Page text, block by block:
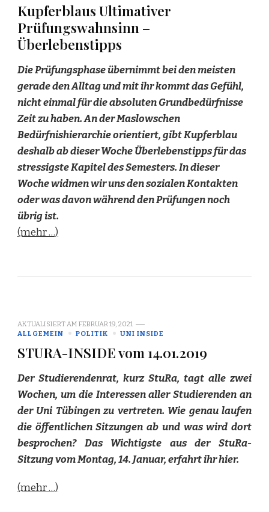
Kupferblaus Ultimativer
Prüfungswahnsinn –
Überlebenstipps
Die Prüfungsphase übernimmt bei den meisten
gerade den Alltag und mit ihr kommt das Gefühl,
nicht einmal für die absoluten Grundbedürfnisse
Zeit zu haben. An der Maslowschen
Bedürfnishierarchie orientiert, gibt Kupferblau
deshalb ab dieser Woche Überlebenstipps für das
stressigste Kapitel des Semesters. In dieser
Woche widmen wir uns den sozialen Kontakten
oder was davon während den Prüfungen noch
übrig ist.
(mehr …)
AKTUALISIERT AM FEBRUAR 19, 2021
ALLGEMEIN
POLITIK UNI INSIDE
STURA-INSIDE vom 14.01.2019
Der Studierendenrat, kurz StuRa, tagt alle zwei
Wochen, um die Interessen aller Studierenden an
der Uni Tübingen zu vertreten. Wie genau laufen
die öffentlichen Sitzungen ab und was wird dort
besprochen? Das Wichtigste aus der StuRa-
Sitzung vom Montag, 14. Januar, erfahrt ihr hier.
(mehr …)